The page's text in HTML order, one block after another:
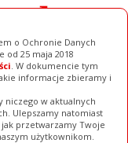
o Ochronie Danych
od 25 maja 2018
. W dokumencie tym
informacje zbieramy i
w aktualnych
Ulepszamy natomiast
przetwarzamy Twoje
użytkownikom.
Baza Firm Pełna Wersja